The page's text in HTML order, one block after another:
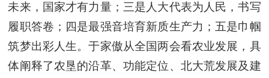
未来，国家才有力量；三是人大代表为人民，书写
履职答卷；四是最强音培育新质生产力；五是巾帼
筑梦出彩人生。于家傲从全国两会看农业发展，具
体阐释了农垦的沿革、功能定位、北大荒发展及建